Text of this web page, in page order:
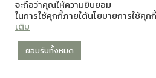
จะถือว่าคุณให้ความยินยอม
ในการใช้คุกกี้ภายใต้นโยบายการใช้คุก
เติม
ยอมรับทั้งหมด